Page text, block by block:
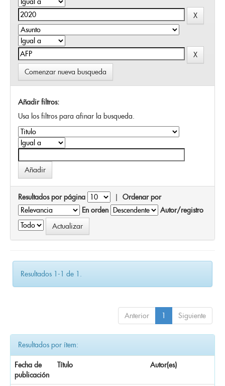
Comenzar nueva busqueda
Añadir filtros:
Usa los filtros para afinar la busqueda.
Resultados por página | Ordenar por
En orden
Autor/registro
Resultados 1-1 de 1.
Anterior 1 Siguiente
Resultados por ítem:
Fecha de
publicación
Título Autor(es)